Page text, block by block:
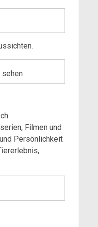
sehen
Filmen und
Persönlichkeit